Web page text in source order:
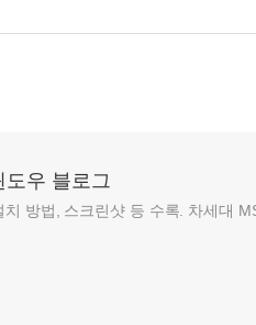
도우 블로그
방법, 스크린샷 등 수록. 차세대